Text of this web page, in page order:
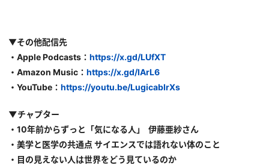
▼その他配信先
・Apple Podcasts： https://x.gd/LUfXT
・Amazon Music： https://x.gd/IArL6
・YouTube： https://youtu.be/LugicabIrXs
▼チャプター
・10年前からずっと「気になる人」 伊藤亜紗さん
・美学と医学の共通点 サイエンスでは語れない体のこと
・目の見えない人は世界をどう見ているのか